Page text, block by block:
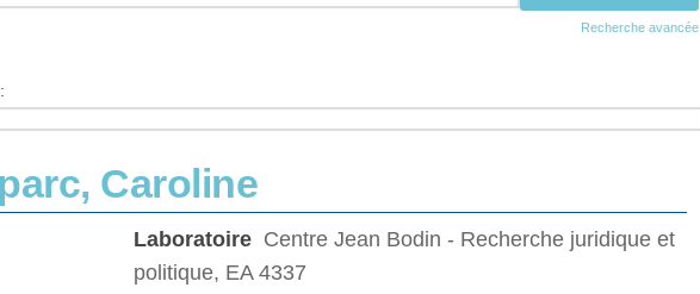
Recherche avancée
Caroline
Laboratoire Centre Jean Bodin - Recherche juridique et
politique, EA 4337